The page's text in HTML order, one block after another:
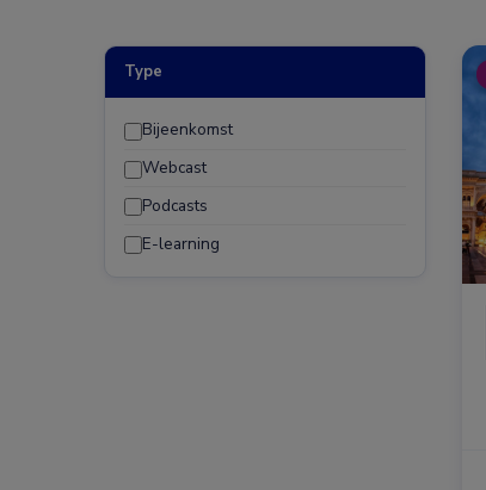
Type
Bijeenkomst
Webcast
Podcasts
E-learning